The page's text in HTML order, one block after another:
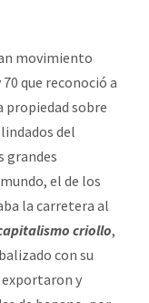
movimiento
que reconoció a
propiedad sobre
del
grandes
el de los
la carretera al
criollo,
con su
y